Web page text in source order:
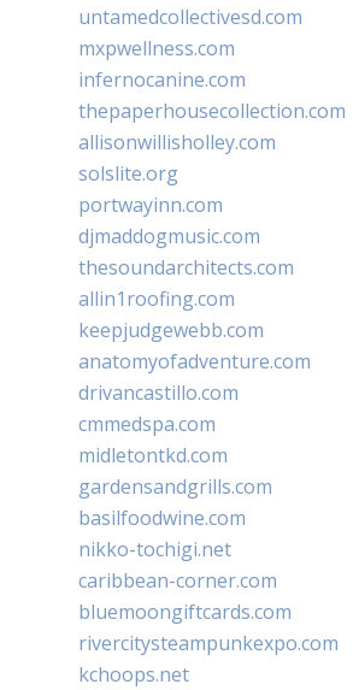
untamedcollectivesd.com
mxpwellness.com
infernocanine.com
thepaperhousecollection.com
allisonwillisholley.com
solslite.org
portwayinn.com
djmaddogmusic.com
thesoundarchitects.com
allin1roofing.com
keepjudgewebb.com
anatomyofadventure.com
drivancastillo.com
cmmedspa.com
midletontkd.com
gardensandgrills.com
basilfoodwine.com
nikko-tochigi.net
caribbean-corner.com
bluemoongiftcards.com
rivercitysteampunkexpo.com
kchoops.net